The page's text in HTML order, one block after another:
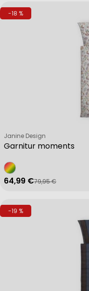
-18 %
Garnitur moments
Verkäufer:
Janine Design
Verkaufspreis
64,99 €
Regulärer Preis
79,95 €
-19 %